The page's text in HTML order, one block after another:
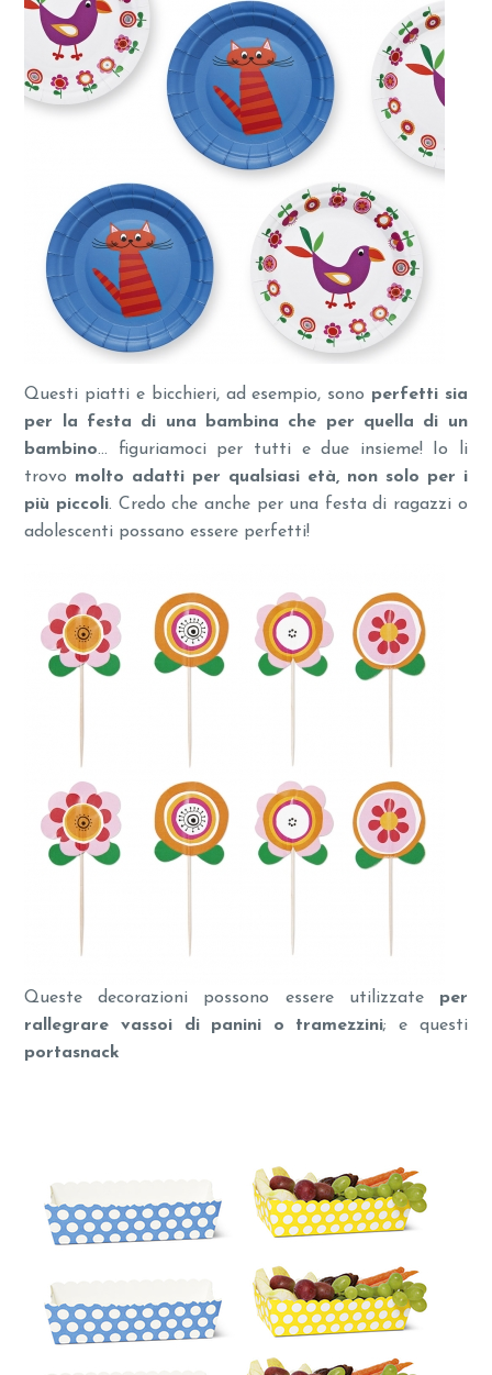
Questi piatti e bicchieri, ad esempio, sono perfetti sia
per la festa di una bambina che per quella di un
bambino… figuriamoci per tutti e due insieme! Io li
trovo molto adatti per qualsiasi età, non solo per i
più piccoli. Credo che anche per una festa di ragazzi o
adolescenti possano essere perfetti!
Queste decorazioni possono essere utilizzate per
rallegrare vassoi di panini o tramezzini; e questi
portasnack